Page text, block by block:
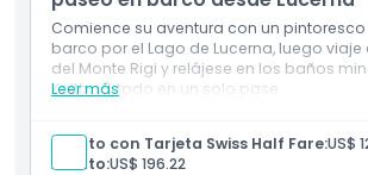
Comience su aventura con un
barco por el Lago de Lucerna, luego viaje
del Monte Rigi y relájese en los baños
Kaltbad, todo en un solo pase.
Leer más
Adulto con Tarjeta Swiss Half Fare:US$
Adulto:US$ 196.22